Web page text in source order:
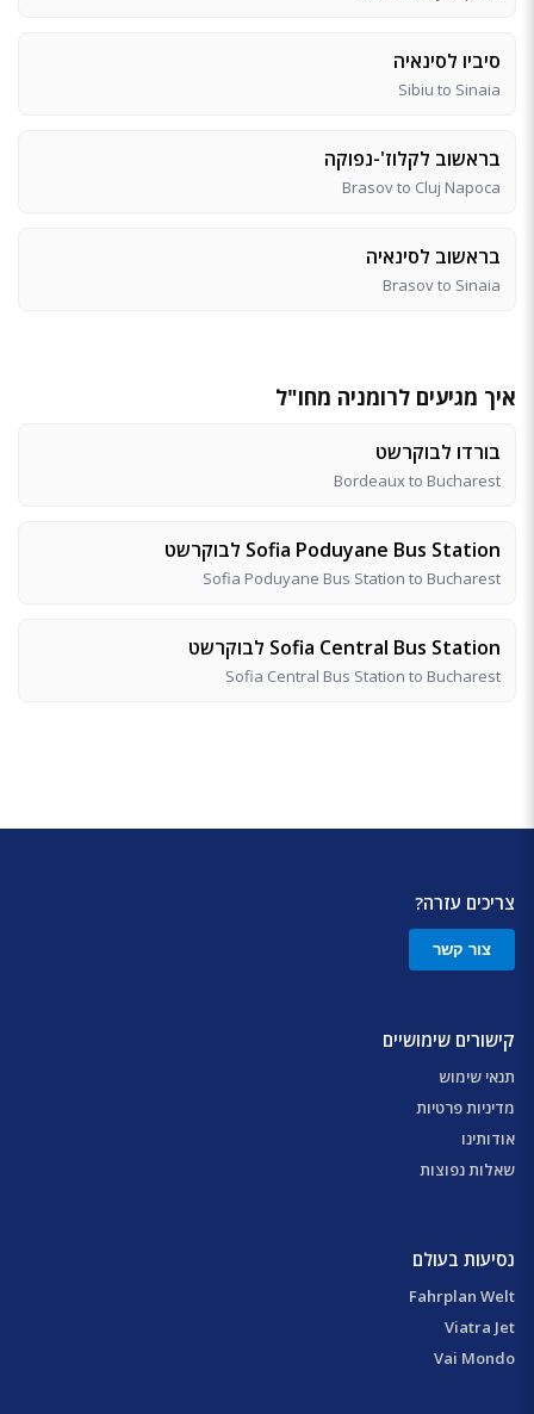
סיביו לסינאיה
Sibiu to Sinaia
בראשוב לקלוז'-נפוקה
Brasov to Cluj Napoca
בראשוב לסינאיה
Brasov to Sinaia
איך מגיעים לרומניה מחו"ל
בורדו לבוקרשט
Bordeaux to Bucharest
Sofia Poduyane Bus Station לבוקרשט
Sofia Poduyane Bus Station to Bucharest
Sofia Central Bus Station לבוקרשט
Sofia Central Bus Station to Bucharest
צריכים עזרה?
צור קשר
קישורים שימושיים
תנאי שימוש
מדיניות פרטיות
אודותינו
שאלות נפוצות
נסיעות בעולם
Fahrplan Welt
Viatra Jet
Vai Mondo